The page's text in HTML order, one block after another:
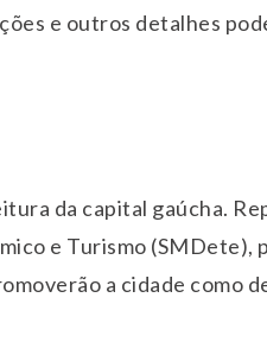
e outros detalhes
da capital gaúcha.
e Turismo (SMDete),
a cidade como